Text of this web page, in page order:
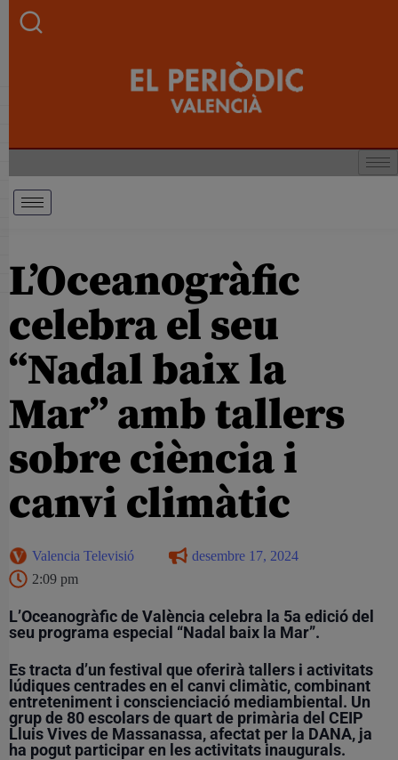
L’Oceanogràfic
celebra el seu
“Nadal baix la
Mar” amb tallers
sobre ciència i
canvi climàtic
Valencia Televisió
desembre 17, 2024
2:09 pm
L’Oceanogràfic de València celebra la 5a edició del
seu programa especial “Nadal baix la Mar”.
Es tracta d’un festival que oferirà tallers i activitats
lúdiques centrades en el canvi climàtic, combinant
entreteniment i conscienciació mediambiental. Un
grup de 80 escolars de quart de primària del CEIP
Lluis Vives de Massanassa, afectat per la DANA, ja
ha pogut participar en les activitats inaugurals.